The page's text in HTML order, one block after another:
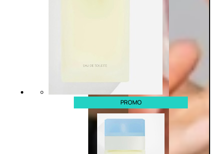
PROMO